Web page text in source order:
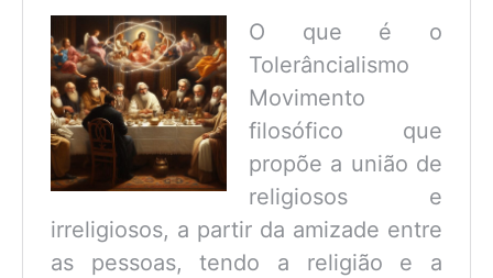
O que é o
Tolerâncialismo
Movimento
filosófico que
propõe a união de
religiosos e
irreligiosos, a partir da amizade entre
as pessoas, tendo a religião e a